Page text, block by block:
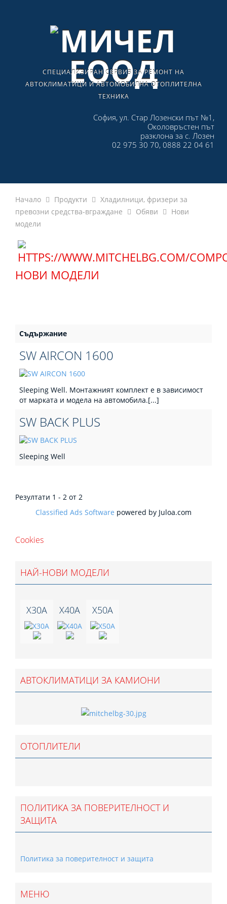
СПЕЦИАЛИЗИРАН СЕРВИЗ ЗА РЕМОНТ НА
АВТОКЛИМАТИЦИ И АВТОМОБИЛНА ОТОПЛИТЕЛНА
ТЕХНИКА
София, ул. Стар Лозенски път №1,
Околовръстен път
разклона за с. Лозен
02 975 30 70, 0888 22 04 61
Начало Продукти
Хладилници, фризери за
превозни средства-вграждане
Обяви
Нови
модели
НОВИ МОДЕЛИ
Съдържание
SW AIRCON 1600
Sleeping Well. Монтажният комплект е в зависимост
от марката и модела на автомобила.[...]
SW BACK PLUS
Sleeping Well
Резултати 1 - 2 от 2
Classified Ads Software powered by Juloa.com
Cookies
НАЙ-НОВИ МОДЕЛИ
X30A X40A X50A
АВТОКЛИМАТИЦИ ЗА КАМИОНИ
ОТОПЛИТЕЛИ
ПОЛИТИКА ЗА ПОВЕРИТЕЛНОСТ И
ЗАЩИТА
Политика за поверителност и защита
МЕНЮ